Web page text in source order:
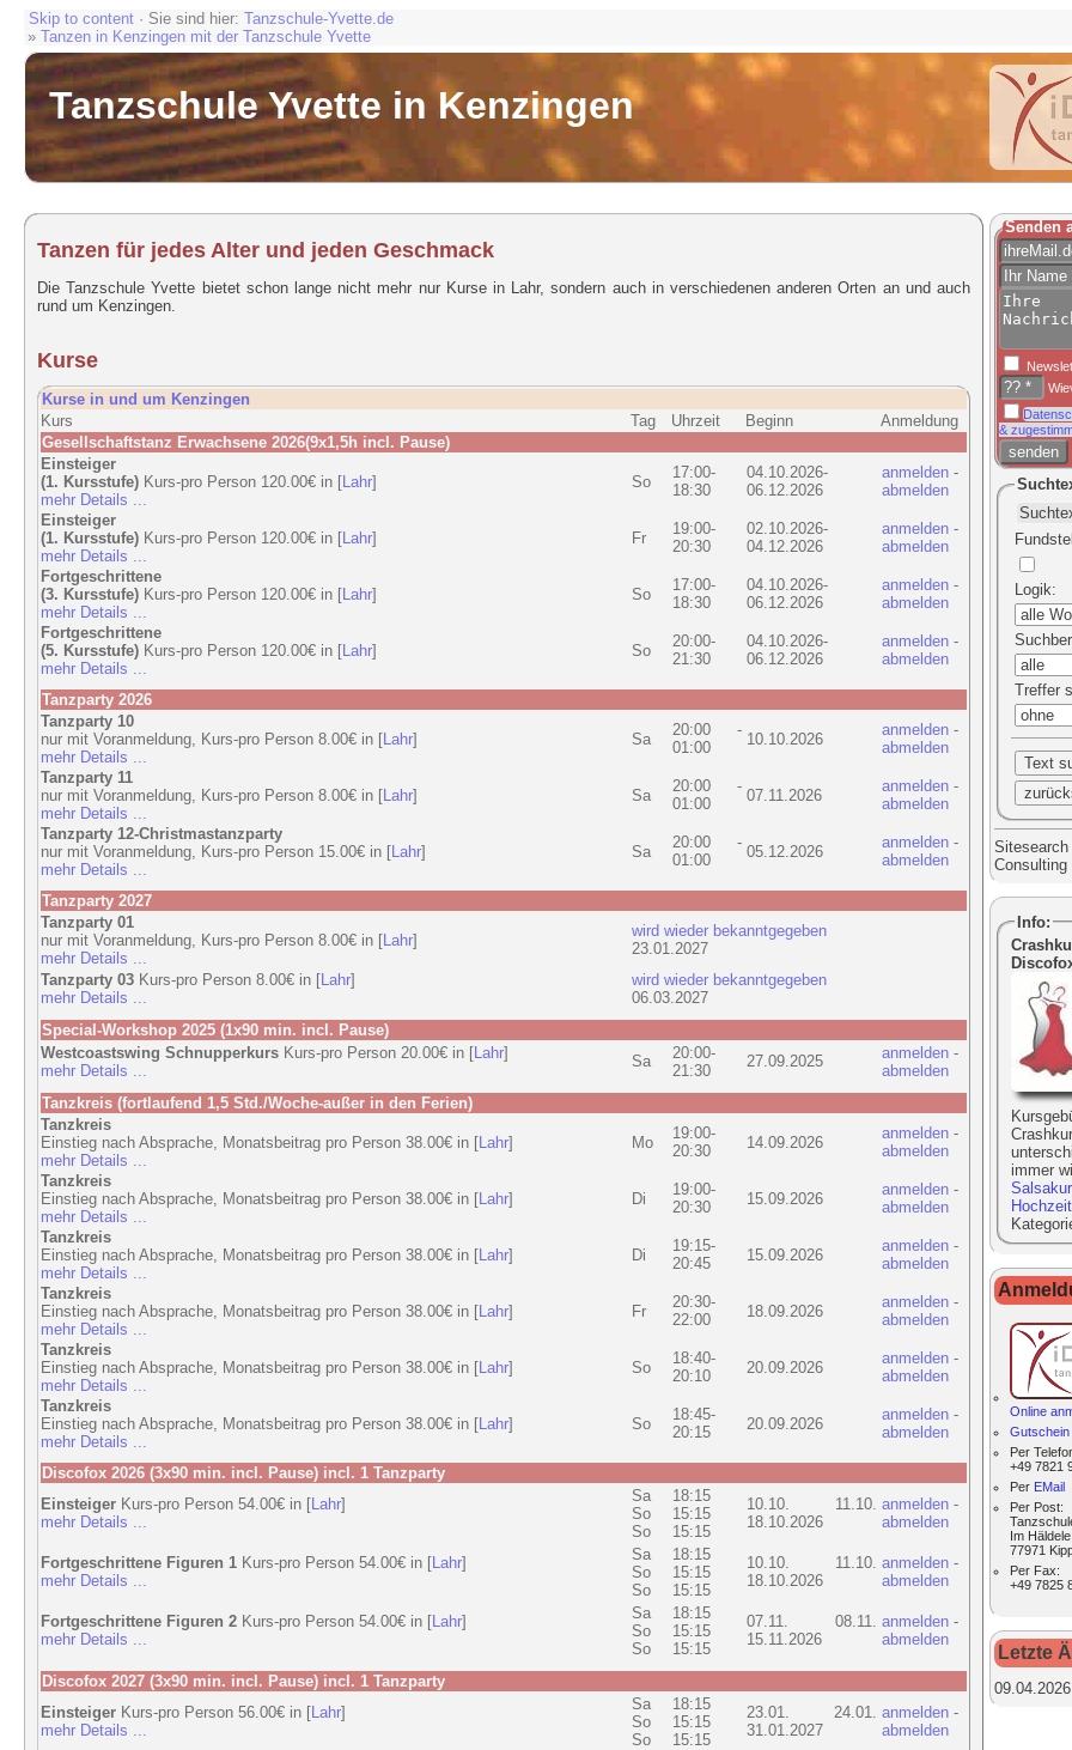
Skip to content · Sie sind hier: Tanzschule-Yvette.de
» Tanzen in Kenzingen mit der Tanzschule Yvette
Tanzschule Yvette in Kenzingen
Tanzen für jedes Alter und jeden Geschmack
Die Tanzschule Yvette bietet schon lange nicht mehr nur Kurse in Lahr, sondern auch in verschiedenen anderen Orten an und auch
rund um Kenzingen.
Kurse
Kurse in und um Kenzingen
Kurs
Tag Uhrzeit Beginn
Anmeldung
Gesellschaftstanz Erwachsene 2026(9x1,5h incl. Pause)
Einsteiger
(1. Kursstufe) Kurs-pro Person 120.00€ in [Lahr]
mehr Details ...
So
17:00-
18:30
04.10.2026-
06.12.2026
anmelden -
abmelden
Einsteiger
(1. Kursstufe) Kurs-pro Person 120.00€ in [Lahr]
mehr Details ...
Fr
19:00-
20:30
02.10.2026-
04.12.2026
anmelden -
abmelden
Fortgeschrittene
(3. Kursstufe) Kurs-pro Person 120.00€ in [Lahr]
mehr Details ...
So
17:00-
18:30
04.10.2026-
06.12.2026
anmelden -
abmelden
Fortgeschrittene
(5. Kursstufe) Kurs-pro Person 120.00€ in [Lahr]
mehr Details ...
So
20:00-
21:30
04.10.2026-
06.12.2026
anmelden -
abmelden
Tanzparty 2026
Tanzparty 10
nur mit Voranmeldung, Kurs-pro Person 8.00€ in [Lahr]
mehr Details ...
Sa
20:00 -
01:00
10.10.2026
anmelden -
abmelden
Tanzparty 11
nur mit Voranmeldung, Kurs-pro Person 8.00€ in [Lahr]
mehr Details ...
Sa
20:00 -
01:00
07.11.2026
anmelden -
abmelden
Tanzparty 12-Christmastanzparty
nur mit Voranmeldung, Kurs-pro Person 15.00€ in [Lahr]
mehr Details ...
Sa
20:00 -
01:00
05.12.2026
anmelden -
abmelden
Tanzparty 2027
Tanzparty 01
nur mit Voranmeldung, Kurs-pro Person 8.00€ in [Lahr]
mehr Details ...
wird wieder bekanntgegeben
23.01.2027
Tanzparty 03 Kurs-pro Person 8.00€ in [Lahr]
mehr Details ...
wird wieder bekanntgegeben
06.03.2027
Special-Workshop 2025 (1x90 min. incl. Pause)
Westcoastswing Schnupperkurs Kurs-pro Person 20.00€ in [Lahr]
mehr Details ...
Sa
20:00-
21:30
27.09.2025 anmelden -
abmelden
Tanzkreis (fortlaufend 1,5 Std./Woche-außer in den Ferien)
Tanzkreis
Einstieg nach Absprache, Monatsbeitrag pro Person 38.00€ in [Lahr]
mehr Details ...
Mo
19:00-
20:30
14.09.2026
anmelden -
abmelden
Tanzkreis
Einstieg nach Absprache, Monatsbeitrag pro Person 38.00€ in [Lahr]
mehr Details ...
Di
19:00-
20:30
15.09.2026
anmelden -
abmelden
Tanzkreis
Einstieg nach Absprache, Monatsbeitrag pro Person 38.00€ in [Lahr]
mehr Details ...
Di
19:15-
20:45
15.09.2026
anmelden -
abmelden
Tanzkreis
Einstieg nach Absprache, Monatsbeitrag pro Person 38.00€ in [Lahr]
mehr Details ...
Fr
20:30-
22:00
18.09.2026
anmelden -
abmelden
Tanzkreis
Einstieg nach Absprache, Monatsbeitrag pro Person 38.00€ in [Lahr]
mehr Details ...
So
18:40-
20:10
20.09.2026
anmelden -
abmelden
Tanzkreis
Einstieg nach Absprache, Monatsbeitrag pro Person 38.00€ in [Lahr]
mehr Details ...
So
18:45-
20:15
20.09.2026
anmelden -
abmelden
Discofox 2026 (3x90 min. incl. Pause) incl. 1 Tanzparty
Einsteiger Kurs-pro Person 54.00€ in [Lahr]
mehr Details ...
Sa
So
So
18:15
15:15
15:15
10.10. 11.10.
18.10.2026
anmelden -
abmelden
Fortgeschrittene Figuren 1 Kurs-pro Person 54.00€ in [Lahr]
mehr Details ...
Sa
So
So
18:15
15:15
15:15
10.10. 11.10.
18.10.2026
anmelden -
abmelden
Fortgeschrittene Figuren 2 Kurs-pro Person 54.00€ in [Lahr]
mehr Details ...
Sa
So
So
18:15
15:15
15:15
07.11. 08.11.
15.11.2026
anmelden -
abmelden
Discofox 2027 (3x90 min. incl. Pause) incl. 1 Tanzparty
Einsteiger Kurs-pro Person 56.00€ in [Lahr]
mehr Details ...
Sa
So
So
18:15
15:15
15:15
23.01. 24.01.
31.01.2027
anmelden -
abmelden
Senden
&
Logik:
Treffer
Consulting
Info:
immer
Online
Gutschein
Per
+49 7821
Per EMail
Per Post:
Im
77971
Per Fax:
+49 7825
Letzte
09.04.2026